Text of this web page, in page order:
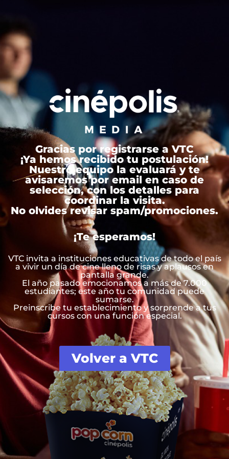
Gracias por registrarse a VTC
¡Ya hemos recibido tu postulación!
Nuestro equipo la evaluará y te
avisaremos por email en caso de
selección, con los detalles para
coordinar la visita.
No olvides revisar spam/promociones.
¡Te esperamos!
VTC invita a instituciones educativas de todo el país
a vivir un día de cine lleno de risas y aplausos en
pantalla grande.
El año pasado emocionamos a más de 7.000
estudiantes; este año tu comunidad puede
sumarse.
Preinscribe tu establecimiento y sorprende a tus
cursos con una función especial.
Volver a VTC